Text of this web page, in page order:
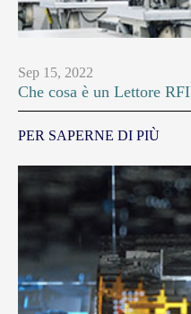
Sep 15, 2022
Che cosa è un Lettore
PER SAPERNE DI PIÙ